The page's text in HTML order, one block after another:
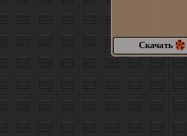
Скачать